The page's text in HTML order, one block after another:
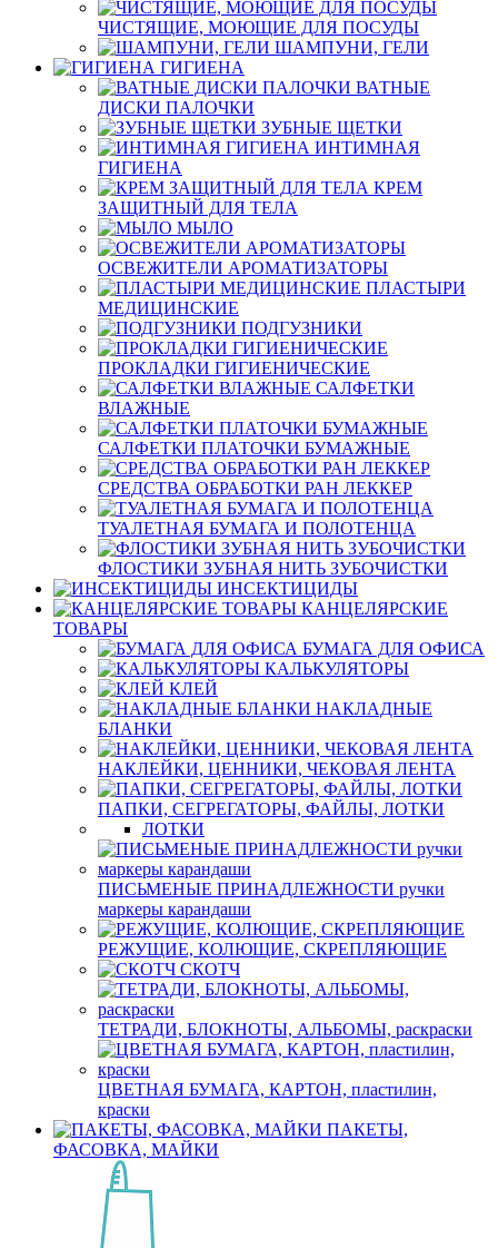
ЧИСТЯЩИЕ, МОЮЩИЕ ДЛЯ ПОСУДЫ
ШАМПУНИ, ГЕЛИ
ГИГИЕНА
ВАТНЫЕ
ДИСКИ ПАЛОЧКИ
ЗУБНЫЕ ЩЕТКИ
ИНТИМНАЯ
ГИГИЕНА
КРЕМ
ЗАЩИТНЫЙ ДЛЯ ТЕЛА
МЫЛО
ОСВЕЖИТЕЛИ АРОМАТИЗАТОРЫ
ПЛАСТЫРИ
МЕДИЦИНСКИЕ
ПОДГУЗНИКИ
ПРОКЛАДКИ ГИГИЕНИЧЕСКИЕ
САЛФЕТКИ
ВЛАЖНЫЕ
САЛФЕТКИ ПЛАТОЧКИ БУМАЖНЫЕ
СРЕДСТВА ОБРАБОТКИ РАН ЛЕККЕР
ТУАЛЕТНАЯ БУМАГА И ПОЛОТЕНЦА
ФЛОСТИКИ ЗУБНАЯ НИТЬ ЗУБОЧИСТКИ
ИНСЕКТИЦИДЫ
КАНЦЕЛЯРСКИЕ
ТОВАРЫ
БУМАГА ДЛЯ ОФИСА
КАЛЬКУЛЯТОРЫ
КЛЕЙ
НАКЛАДНЫЕ
БЛАНКИ
НАКЛЕЙКИ, ЦЕННИКИ, ЧЕКОВАЯ ЛЕНТА
ПАПКИ, СЕГРЕГАТОРЫ, ФАЙЛЫ, ЛОТКИ
ЛОТКИ
ПИСЬМЕНЫЕ ПРИНАДЛЕЖНОСТИ ручки
маркеры карандаши
РЕЖУЩИЕ, КОЛЮЩИЕ, СКРЕПЛЯЮЩИЕ
СКОТЧ
ТЕТРАДИ, БЛОКНОТЫ, АЛЬБОМЫ, раскраски
ЦВЕТНАЯ БУМАГА, КАРТОН, пластилин,
краски
ПАКЕТЫ,
ФАСОВКА, МАЙКИ